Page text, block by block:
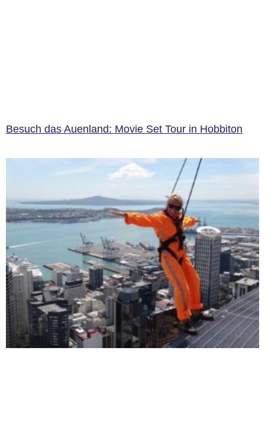
Besuch das Auenland: Movie Set Tour in Hobbiton